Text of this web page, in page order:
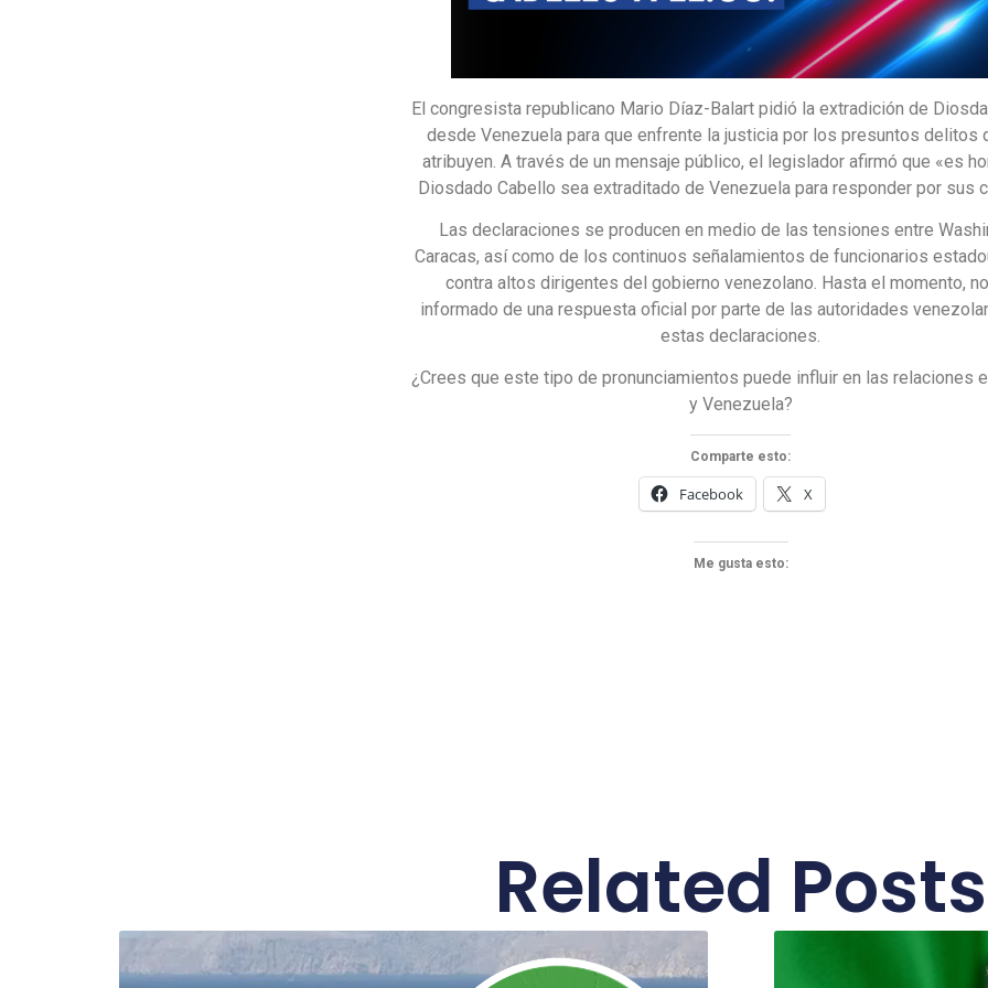
El congresista republicano Mario Díaz-Balart pidió la extradición de
desde Venezuela para que enfrente la justicia por los presuntos delitos
atribuyen. A través de un mensaje público, el legislador afirmó que «es
Diosdado Cabello sea extraditado de Venezuela para responder por sus
Las declaraciones se producen en medio de las tensiones entre
Caracas, así como de los continuos señalamientos de funcionarios
contra altos dirigentes del gobierno venezolano. Hasta el momento,
informado de una respuesta oficial por parte de las autoridades
estas declaraciones.
¿Crees que este tipo de pronunciamientos puede influir en las relaciones
y Venezuela?
Comparte esto:
Facebook X
Me gusta esto:
Related Posts